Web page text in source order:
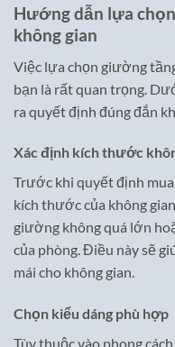
Hướng dẫn lựa
không gian
Việc lựa chọn giường
bạn là rất quan trọng.
ra quyết định đúng đắn
Xác định kích thước
Trước khi quyết định
kích thước của không
giường không quá lớn
của phòng. Điều này sẽ
mái cho không gian.
Chọn kiểu dáng phù hợp
Tùy thuộc vào phong